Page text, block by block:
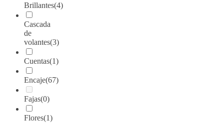
Brillantes(4)
Cascada
de
volantes(3)
Cuentas(1)
Encaje(67)
Fajas(0)
Flores(1)